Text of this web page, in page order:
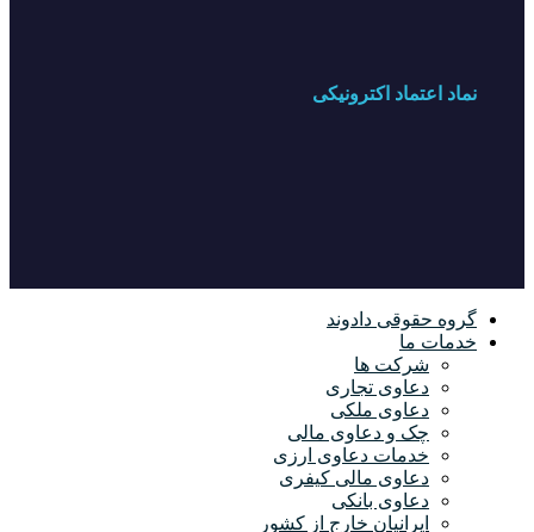
نماد اعتماد اکترونیکی
گروه حقوقی دادوند
خدمات ما
شرکت ها
دعاوی تجاری
دعاوی ملکی
چک و دعاوی مالی
خدمات دعاوی ارزی
دعاوی مالی کیفری
دعاوی بانکی
ایرانیان خارج از کشور